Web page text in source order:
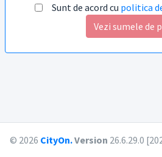
Sunt de acord cu politica
Vezi sumele de
© 2026 CityOn.Version 26.6.29.0